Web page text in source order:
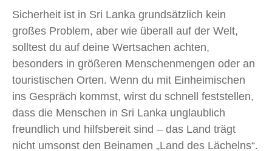
Sicherheit ist in Sri Lanka grundsätzlich kein
großes Problem, aber wie überall auf der Welt,
solltest du auf deine Wertsachen achten,
besonders in größeren Menschenmengen oder an
touristischen Orten. Wenn du mit Einheimischen
ins Gespräch kommst, wirst du schnell feststellen,
dass die Menschen in Sri Lanka unglaublich
freundlich und hilfsbereit sind – das Land trägt
nicht umsonst den Beinamen „Land des Lächelns“.